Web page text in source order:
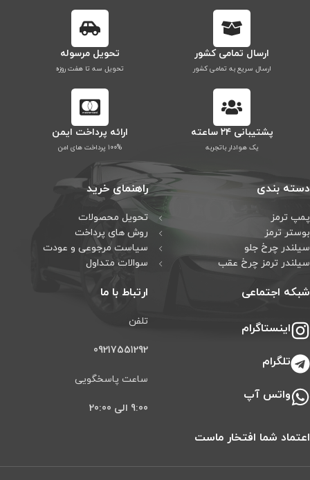
ارسال تمامی کشور
ارسال سریع به تمامی کشور
تحویل مرسوله
تحویل سه تا هفت روزه
پشتیبانی ۲۴ ساعته
یک هوادار باتجربه
ارائه پرداخت ایمن
۱۰۰% پرداخت های امن
دسته بندی
پمپ ترمز
بوستر ترمز
سیلندر چرخ جلو
سیلندر ترمز چرخ عقب
راهنمای خرید
تحویل محصولات
روش های پرداخت
سیاست مرجوعی و عودت
سوالات متداول
شبکه اجتماعی
اینستاگرام
تلگرام
واتس آپ
ارتباط با ما
تلفن
09217551292
ساعت پاسخگویی
9:00 الی 20:00
اعتماد شما افتخار ماست